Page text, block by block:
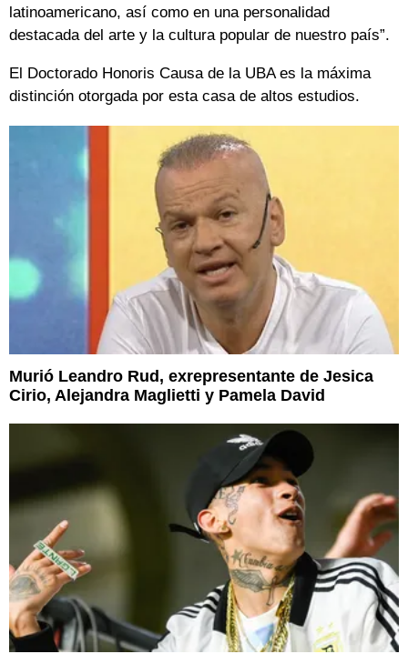
latinoamericano, así como en una personalidad
destacada del arte y la cultura popular de nuestro país”.
El Doctorado Honoris Causa de la UBA es la máxima
distinción otorgada por esta casa de altos estudios.
Murió Leandro Rud, exrepresentante de Jesica
Cirio, Alejandra Maglietti y Pamela David